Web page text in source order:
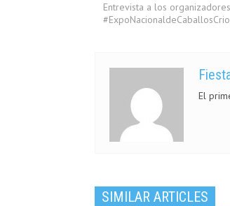
Entrevista a los
El
SIMILAR ARTICLES